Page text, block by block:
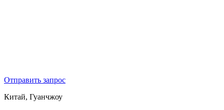
Отправить запрос
Китай, Гуанчжоу